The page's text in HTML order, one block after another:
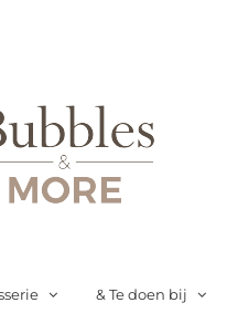
& Te doen bij